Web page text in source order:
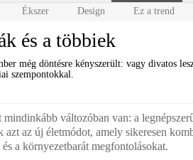
Ékszer Design Ez a trend
és a többiek
még döntésre kényszerült: vagy divatos
szempontokkal.
mindinkább változóban van: a
azt az új életmódot, amely sikeresen
és a környezetbarát megfontolásokat.